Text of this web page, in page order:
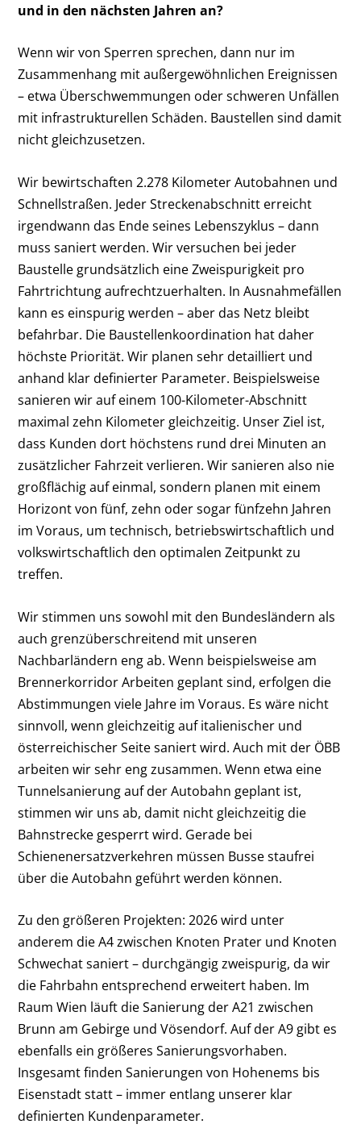
und in den nächsten Jahren an?
Wenn wir von Sperren sprechen, dann nur im
Zusammenhang mit außergewöhnlichen Ereignissen
– etwa Überschwemmungen oder schweren Unfällen
mit infrastrukturellen Schäden. Baustellen sind damit
nicht gleichzusetzen.
Wir bewirtschaften 2.278 Kilometer Autobahnen und
Schnellstraßen. Jeder Streckenabschnitt erreicht
irgendwann das Ende seines Lebenszyklus – dann
muss saniert werden. Wir versuchen bei jeder
Baustelle grundsätzlich eine Zweispurigkeit pro
Fahrtrichtung aufrechtzuerhalten. In Ausnahmefällen
kann es einspurig werden – aber das Netz bleibt
befahrbar. Die Baustellenkoordination hat daher
höchste Priorität. Wir planen sehr detailliert und
anhand klar definierter Parameter. Beispielsweise
sanieren wir auf einem 100-Kilometer-Abschnitt
maximal zehn Kilometer gleichzeitig. Unser Ziel ist,
dass Kunden dort höchstens rund drei Minuten an
zusätzlicher Fahrzeit verlieren. Wir sanieren also nie
großflächig auf einmal, sondern planen mit einem
Horizont von fünf, zehn oder sogar fünfzehn Jahren
im Voraus, um technisch, betriebswirtschaftlich und
volkswirtschaftlich den optimalen Zeitpunkt zu
treffen.
Wir stimmen uns sowohl mit den Bundesländern als
auch grenzüberschreitend mit unseren
Nachbarländern eng ab. Wenn beispielsweise am
Brennerkorridor Arbeiten geplant sind, erfolgen die
Abstimmungen viele Jahre im Voraus. Es wäre nicht
sinnvoll, wenn gleichzeitig auf italienischer und
österreichischer Seite saniert wird. Auch mit der ÖBB
arbeiten wir sehr eng zusammen. Wenn etwa eine
Tunnelsanierung auf der Autobahn geplant ist,
stimmen wir uns ab, damit nicht gleichzeitig die
Bahnstrecke gesperrt wird. Gerade bei
Schienenersatzverkehren müssen Busse staufrei
über die Autobahn geführt werden können.
Zu den größeren Projekten: 2026 wird unter
anderem die A4 zwischen Knoten Prater und Knoten
Schwechat saniert – durchgängig zweispurig, da wir
die Fahrbahn entsprechend erweitert haben. Im
Raum Wien läuft die Sanierung der A21 zwischen
Brunn am Gebirge und Vösendorf. Auf der A9 gibt es
ebenfalls ein größeres Sanierungsvorhaben.
Insgesamt finden Sanierungen von Hohenems bis
Eisenstadt statt – immer entlang unserer klar
definierten Kundenparameter.